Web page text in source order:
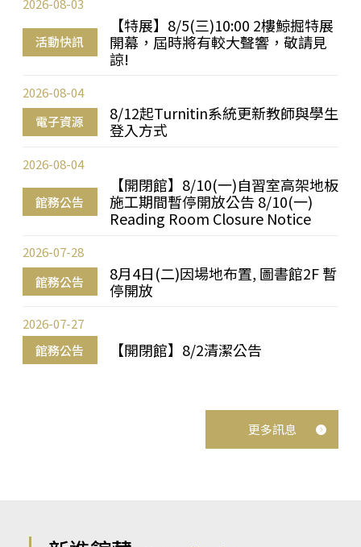
活動快訊
【特展】8/5(三)10:00 2樓鯨掘特展
開幕，屆時將有較大聲響，敬請見
諒!
2026-08-03
電子資源
8/12起Turnitin系統更新教師與學生
登入方式
2026-08-04
館務公告
【開閉館】8/10(一)自習室高架地板
施工期間暫停開放公告 8/10(一)
Reading Room Closure Notice
2026-08-04
館務公告
8月4日(二)因場地布置, 圖書館2F 暫
停開放
2026-07-28
館務公告 【開閉館】8/2清潔公告
2026-07-27
更多訊息